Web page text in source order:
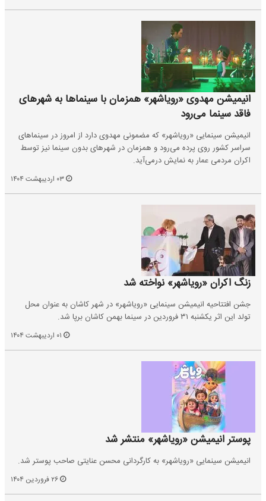
انیمیشن مهدوی «رویاشهر» همزمان با سینماها به شهرهای
فاقد سینما می‌رود
انیمیشن سینمایی «رویاشهر» که مضمونی مهدوی دارد از امروز در سینماهای
سراسر کشور روی پرده می‌رود و همزمان در شهرهای بدون سینما نیز توسط
اکران مردمی عمار به نمایش درمی‌آید.
زنگ اکران «رویاشهر» نواخته شد
جشن افتتاحیه انیمیشن سینمایی «رویاشهر» در شهر کاشان به عنوان محل
تولد این اثر یکشنبه ۳۱ فروردین در سینما بهمن کاشان برپا شد.
پوستر انیمیشن «رویاشهر» منتشر شد
انیمیشن سینمایی «رویاشهر» به کارگردانی محسن عنایتی صاحب پوستر شد.